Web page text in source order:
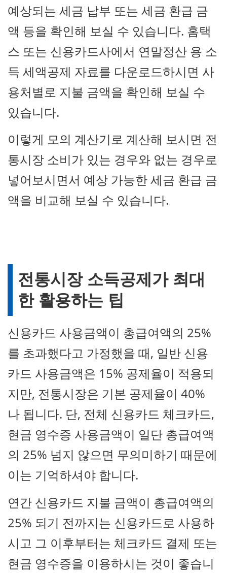
예상되는 세금 납부 또는 세금 환급 금
액 등을 확인해 보실 수 있습니다. 홈택
스 또는 신용카드사에서 연말정산 용 소
득 세액공제 자료를 다운로드하시면 사
용처별로 지불 금액을 확인해 보실 수
있습니다.
이렇게 모의 계산기로 계산해 보시면 전
통시장 소비가 있는 경우와 없는 경우로
넣어보시면서 예상 가능한 세금 환급 금
액을 비교해 보실 수 있습니다.
전통시장 소득공제가 최대
한 활용하는 팁
신용카드 사용금액이 총급여액의 25%
를 초과했다고 가정했을 때, 일반 신용
카드 사용금액은 15% 공제율이 적용되
지만, 전통시장은 기본 공제율이 40%
나 됩니다. 단, 전체 신용카드 체크카드,
현금 영수증 사용금액이 일단 총급여액
의 25% 넘지 않으면 무의미하기 때문에
이는 기억하셔야 합니다.
연간 신용카드 지불 금액이 총급여액의
25% 되기 전까지는 신용카드로 사용하
시고 그 이후부터는 체크카드 결제 또는
현금 영수증을 이용하시는 것이 좋습니